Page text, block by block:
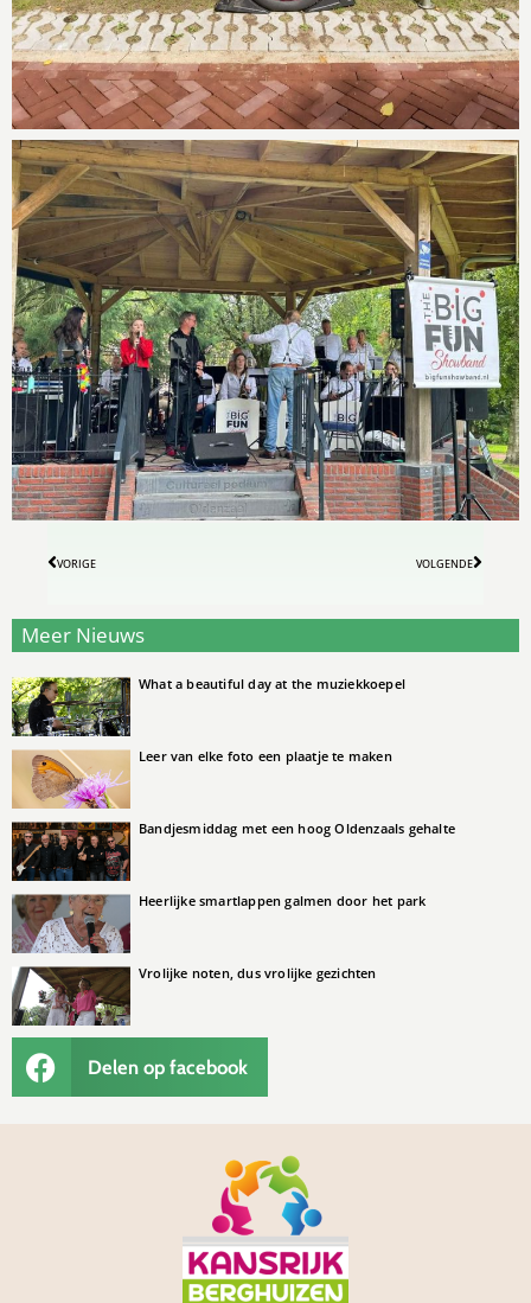
VORIGE VOLGENDE
Meer Nieuws
What a beautiful day at the muziekkoepel
Leer van elke foto een plaatje te maken
Bandjesmiddag met een hoog Oldenzaals gehalte
Heerlijke smartlappen galmen door het park
Vrolijke noten, dus vrolijke gezichten
Delen op facebook